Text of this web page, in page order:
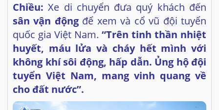
Chiều: Xe di chuyển đưa quý khách đến
sân vận động để xem và cổ vũ đội tuyển
quốc gia Việt Nam. “Trên tinh thần nhiệt
huyết, máu lửa và cháy hết mình với
không khí sôi động, hấp dẫn. Ủng hộ đội
tuyển Việt Nam, mang vinh quang về
cho đất nước”.